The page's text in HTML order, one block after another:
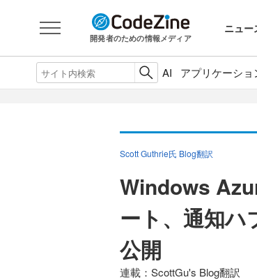
開発者のための情報メディア
ニュー
AI アプリケーショ
Scott Guthrie氏 Blog翻訳
Windows
ート、通知
公開
連載：ScottGu's Blog翻訳